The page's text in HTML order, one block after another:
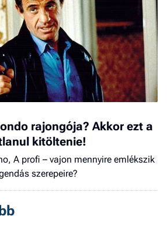
rajongója? Akkor ezt a
kitöltenie!
A profi – vajon mennyire emlékszik
szerepeire?